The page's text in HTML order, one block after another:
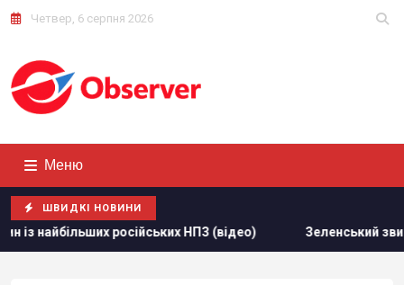
Четвер, 6 серпня 2026
Меню
ШВИДКІ НОВИНИ
(відео) Зеленський звинуватив партнерів у "жахливих